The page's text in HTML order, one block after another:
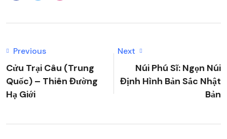
Previous
Cửu Trại Câu (Trung
Quốc) – Thiên Đường
Hạ Giới
Next
Núi Phú Sĩ: Ngọn Núi
Định Hình Bản Sắc Nhật
Bản